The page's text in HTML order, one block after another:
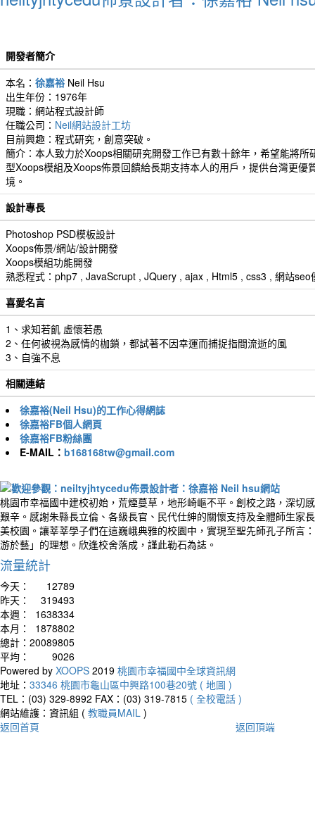
開發者簡介
本名： 徐嘉裕 Neil Hsu
出生年份：1976年
現職：網站程式設計師
任職公司： Neil網站設計工坊
目前興趣：程式研究，創意突破。
簡介：本人致力於Xoops相關研究開發工作已有數十餘年，希望能將所
型Xoops模組及Xoops佈景回饋給長期支持本人的用戶，提供台灣更優
境。
設計專長
Photoshop PSD模板設計
Xoops佈景/網站/設計開發
Xoops模組功能開發
熟悉程式：php7 , JavaScrupt , JQuery , ajax , Html5 , css3 , 網站seo
喜愛名言
1、求知若飢 虛懷若愚
2、任何被視為感情的枷鎖，都試著不因幸運而捕捉指間流逝的風
3、自強不息
相關連結
徐嘉裕(Neil Hsu)的工作心得網誌
徐嘉裕FB個人網頁
徐嘉裕FB粉絲團
E-MAIL： b168168tw@gmail.com
桃園市幸福國中建校初始，荒煙蔓草，地形崎嶇不平。創校之路，深切
艱辛。感謝朱縣長立倫、各級長官、民代仕紳的關懷支持及全體師生家
美校園。讓莘莘學子們在這巍峨典雅的校園中，實現至聖先師孔子所言
游於藝」的理想。欣逢校舍落成，謹此勒石為誌。
流量統計
今天：
12789
昨天：
319493
本週：
1638334
本月：
1878802
總計： 20089805
平均：
9026
Powered by XOOPS 2019 桃園市幸福國中全球資訊網
地址： 33346 桃園市龜山區中興路100巷20號 ( 地圖 )
TEL：(03) 329-8992 FAX：(03) 319-7815 ( 全校電話 )
網站維護：資訊組 ( 教職員MAIL )
返回首頁
返回頂端